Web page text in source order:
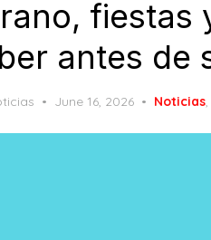
fiestas
antes de
Posted
June 16, 2026 Noticias,